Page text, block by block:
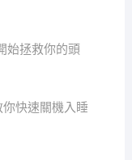
始拯救你的頭
快速關機入睡